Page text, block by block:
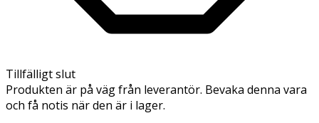
Tillfälligt slut
Produkten är på väg från leverantör. Bevaka denna vara
och få notis när den är i lager.